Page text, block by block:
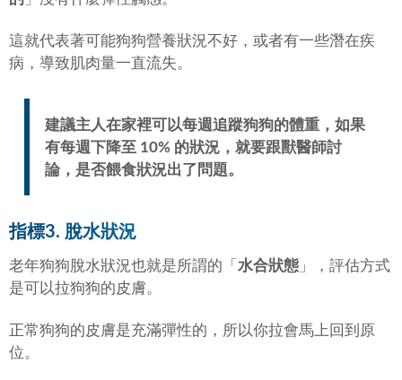
這就代表著可能狗狗營養狀況不好，或者有一些潛在疾
病，導致肌肉量一直流失。
建議主人在家裡可以每週追蹤狗狗的體重，如果
有每週下降至 10% 的狀況，就要跟獸醫師討
論，是否餵食狀況出了問題。
指標3. 脫水狀況
老年狗狗脫水狀況也就是所謂的「 水合狀態 」，評估方式
是可以拉狗狗的皮膚。
正常狗狗的皮膚是充滿彈性的，所以你拉會馬上回到原
位。